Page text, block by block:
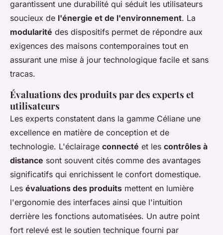
garantissent une durabilité qui séduit les utilisateurs
soucieux de l'énergie et de l'environnement. La
modularité des dispositifs permet de répondre aux
exigences des maisons contemporaines tout en
assurant une mise à jour technologique facile et sans
tracas.
Évaluations des produits par des experts et
utilisateurs
Les experts constatent dans la gamme Céliane une
excellence en matière de conception et de
technologie. L'éclairage connecté et les contrôles à
distance sont souvent cités comme des avantages
significatifs qui enrichissent le confort domestique.
Les évaluations des produits mettent en lumière
l'ergonomie des interfaces ainsi que l'intuition
derrière les fonctions automatisées. Un autre point
fort relevé est le soutien technique fourni par